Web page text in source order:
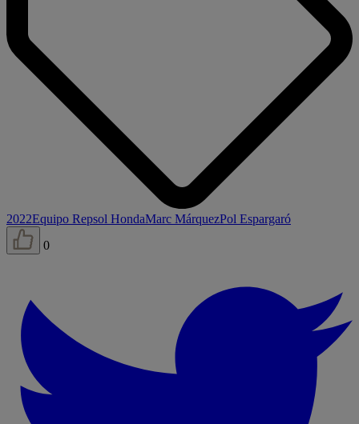
2022Equipo Repsol HondaMarc MárquezPol Espargaró
0